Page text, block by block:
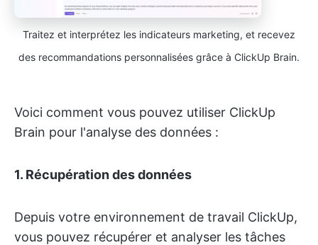
Traitez et interprétez les indicateurs marketing, et recevez
des recommandations personnalisées grâce à ClickUp Brain.
Voici comment vous pouvez utiliser ClickUp
Brain pour l'analyse des données :
1. Récupération des données
Depuis votre environnement de travail ClickUp,
vous pouvez récupérer et analyser les tâches